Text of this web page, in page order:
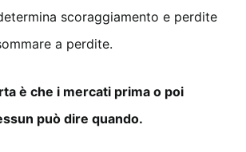
scoraggiamento e perdite
a perdite.
è che i mercati prima o poi
può dire quando.